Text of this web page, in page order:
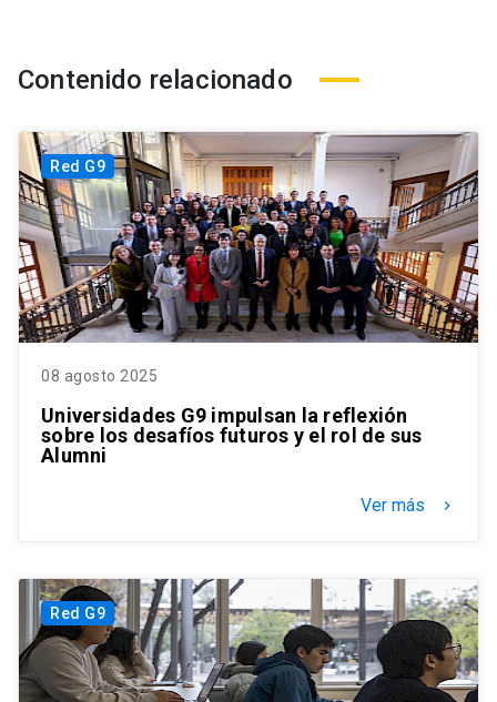
Contenido relacionado
Red G9
08 agosto 2025
Universidades G9 impulsan la reflexión
sobre los desafíos futuros y el rol de sus
Alumni
Ver más keyboard_arrow_right
Red G9